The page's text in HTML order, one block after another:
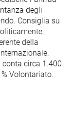
degli
Consiglia su
della
conta circa 1.400
Volontariato.